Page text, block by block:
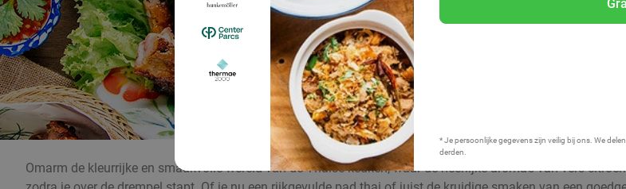
* Je persoonlijke gegevens zijn veilig bij ons. We
derden.
Omarm de kleurrijke en smaakvolle wereld van de Thaise keuken, waar de heerlijke aroma’s van vers